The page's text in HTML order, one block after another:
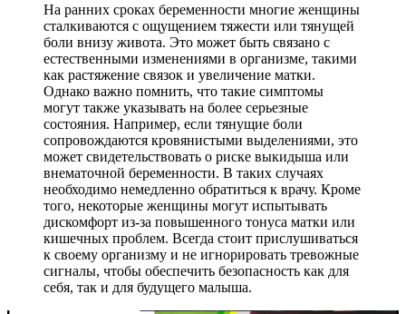
На ранних сроках беременности многие женщины
сталкиваются с ощущением тяжести или тянущей
боли внизу живота. Это может быть связано с
естественными изменениями в организме, такими
как растяжение связок и увеличение матки.
Однако важно помнить, что такие симптомы
могут также указывать на более серьезные
состояния. Например, если тянущие боли
сопровождаются кровянистыми выделениями, это
может свидетельствовать о риске выкидыша или
внематочной беременности. В таких случаях
необходимо немедленно обратиться к врачу. Кроме
того, некоторые женщины могут испытывать
дискомфорт из-за повышенного тонуса матки или
кишечных проблем. Всегда стоит прислушиваться
к своему организму и не игнорировать тревожные
сигналы, чтобы обеспечить безопасность как для
себя, так и для будущего малыша.